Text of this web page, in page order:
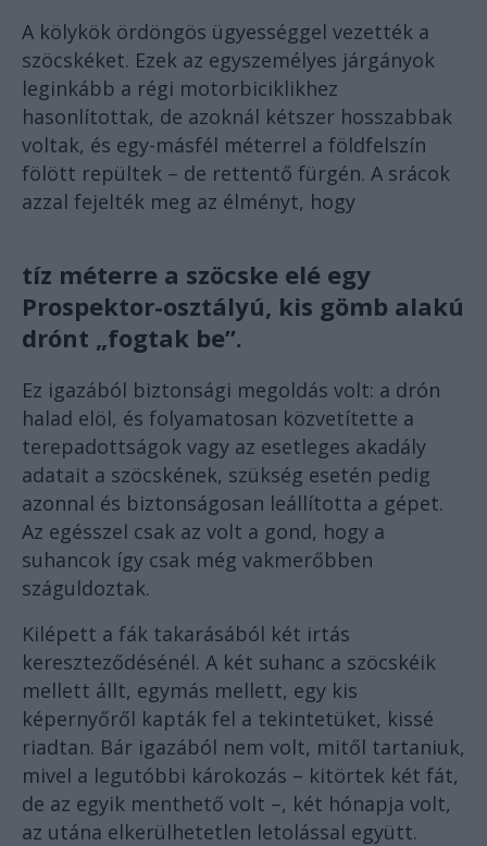
A kölykök ördöngös ügyességgel vezették a
szöcskéket. Ezek az egyszemélyes járgányok
leginkább a régi motorbiciklikhez
hasonlítottak, de azoknál kétszer hosszabbak
voltak, és egy-másfél méterrel a földfelszín
fölött repültek – de rettentő fürgén. A srácok
azzal fejelték meg az élményt, hogy
tíz méterre a szöcske elé egy
Prospektor-osztályú, kis gömb alakú
drónt „fogtak be”.
Ez igazából biztonsági megoldás volt: a drón
halad elöl, és folyamatosan közvetítette a
terepadottságok vagy az esetleges akadály
adatait a szöcskének, szükség esetén pedig
azonnal és biztonságosan leállította a gépet.
Az egésszel csak az volt a gond, hogy a
suhancok így csak még vakmerőbben
száguldoztak.
Kilépett a fák takarásából két irtás
kereszteződésénél. A két suhanc a szöcskéik
mellett állt, egymás mellett, egy kis
képernyőről kapták fel a tekintetüket, kissé
riadtan. Bár igazából nem volt, mitől tartaniuk,
mivel a legutóbbi károkozás – kitörtek két fát,
de az egyik menthető volt –, két hónapja volt,
az utána elkerülhetetlen letolással együtt.